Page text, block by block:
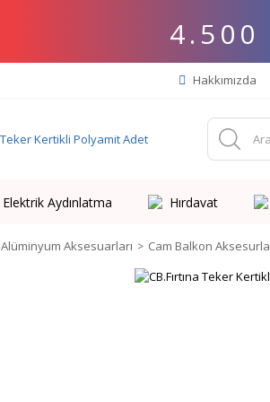
4.500
Hakkımızda
Elektrik Aydınlatma Hırdavat
Alüminyum Aksesuarları Cam Balkon